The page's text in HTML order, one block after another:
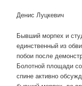
Денис Луцкевич
Бывший морпех и
единственный из
побои после
Болотной площади
спине активно